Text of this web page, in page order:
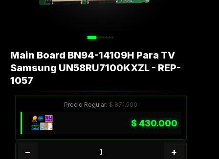
Main Board BN94-14109H Para TV
Samsung UN58RU7100KXZL - REP-
1057
Precio Regular:$871.500
$430.000
− +